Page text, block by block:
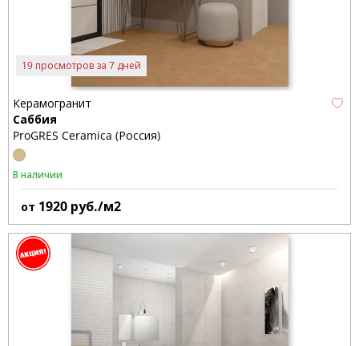
19 просмотров за 7 дней
Керамогранит
Саббия
ProGRES Ceramica (Россия)
В наличии
от 1920 руб./м2